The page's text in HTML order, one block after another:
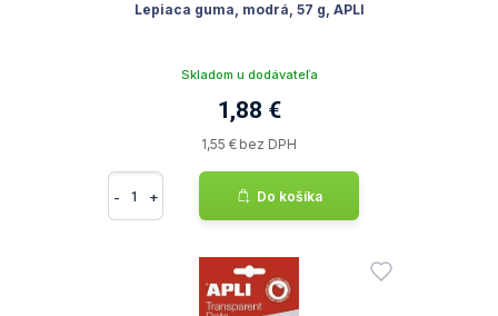
Lepiaca guma, modrá, 57 g, APLI
Skladom u dodávateľa
1,88 €
1,55 € bez DPH
- + Do košíka